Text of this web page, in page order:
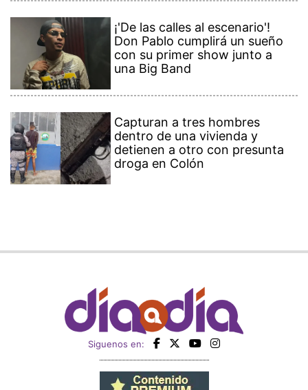
¡'De las calles al escenario'!
Don Pablo cumplirá un sueño
con su primer show junto a
una Big Band
Capturan a tres hombres
dentro de una vivienda y
detienen a otro con presunta
droga en Colón
Siguenos en: